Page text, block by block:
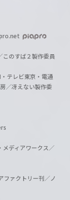
のすば２製作委員
テレビ東京・電通
／冴えない製作委
ディアワークス／
ファクトリー刊／ノ